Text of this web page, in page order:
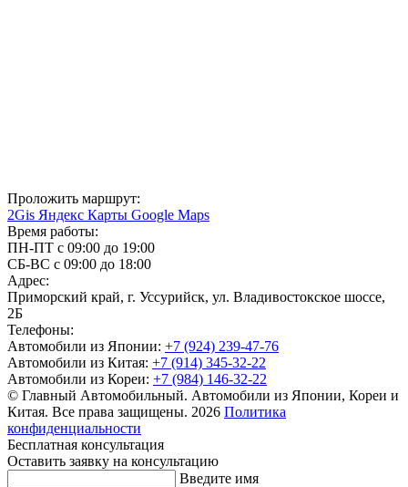
Проложить маршрут:
2Gis Яндекс Карты Google Maps
Время работы:
ПН-ПТ с 09:00 до 19:00
СБ-ВС с 09:00 до 18:00
Адрес:
Приморский край, г. Уссурийск, ул. Владивостокское шоссе,
2Б
Телефоны:
Автомобили из Японии: +7 (924) 239-47-76
Автомобили из Китая: +7 (914) 345-32-22
Автомобили из Кореи: +7 (984) 146-32-22
© Главный Автомобильный. Автомобили из Японии, Кореи и
Китая. Все права защищены. 2026 Политика
конфиденциальности
Бесплатная консультация
Оставить заявку на консультацию
Введите имя